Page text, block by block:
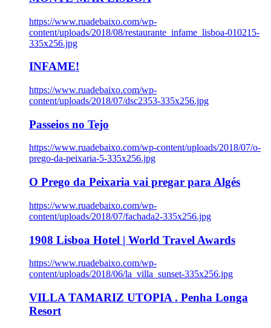
https://www.ruadebaixo.com/wp-
content/uploads/2018/08/restaurante_infame_lisboa-010215-
335x256.jpg
INFAME!
https://www.ruadebaixo.com/wp-
content/uploads/2018/07/dsc2353-335x256.jpg
Passeios no Tejo
https://www.ruadebaixo.com/wp-content/uploads/2018/07/o-
prego-da-peixaria-5-335x256.jpg
O Prego da Peixaria vai pregar para Algés
https://www.ruadebaixo.com/wp-
content/uploads/2018/07/fachada2-335x256.jpg
1908 Lisboa Hotel | World Travel Awards
https://www.ruadebaixo.com/wp-
content/uploads/2018/06/la_villa_sunset-335x256.jpg
VILLA TAMARIZ UTOPIA . Penha Longa
Resort